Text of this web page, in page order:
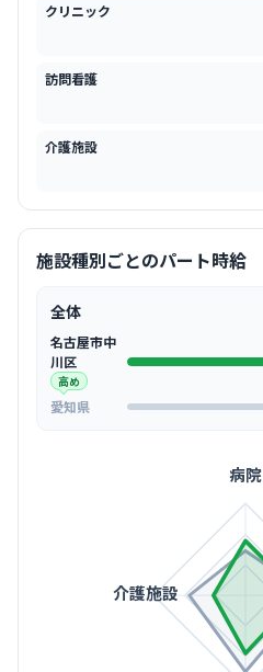
クリニック
訪問看護
介護施設
施設種別ごとのパート時給
全体
名古屋市中
川区
高め
愛知県
病院
介護施設